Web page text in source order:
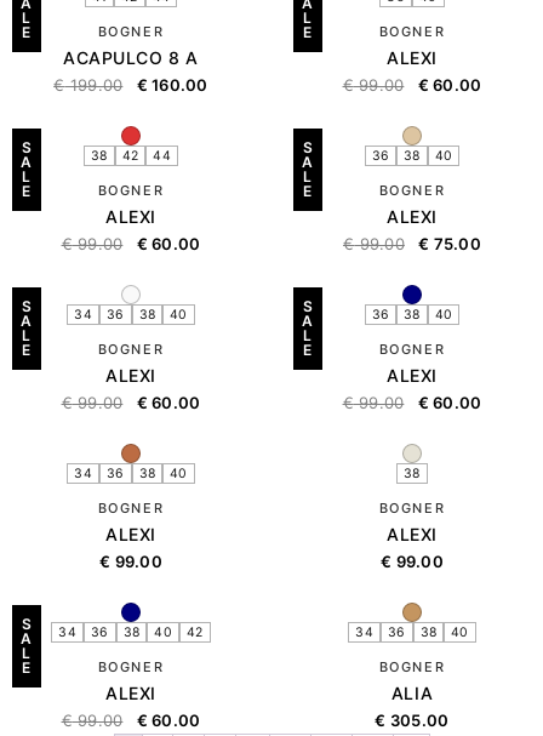
L
E
BOGNER
ACAPULCO 8 A
€199.00 € 160.00
L
E
BOGNER
ALEXI
€99.00 € 60.00
S
A
L
E
38 42 44
BOGNER
ALEXI
€99.00 € 60.00
S
A
L
E
36 38 40
BOGNER
ALEXI
€99.00 € 75.00
S
A
L
E
34 36 38 40
BOGNER
ALEXI
€99.00 € 60.00
S
A
L
E
36 38 40
BOGNER
ALEXI
€99.00 € 60.00
34 36 38 40
BOGNER
ALEXI
€ 99.00
38
BOGNER
ALEXI
€ 99.00
S
A
L
E
34 36 38 40 42
BOGNER
ALEXI
€99.00 € 60.00
34 36 38 40
BOGNER
ALIA
€ 305.00